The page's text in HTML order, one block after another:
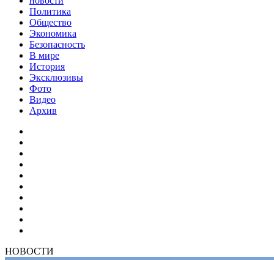
Политика
Общество
Экономика
Безопасность
В мире
История
Эксклюзивы
Фото
Видео
Архив
НОВОСТИ